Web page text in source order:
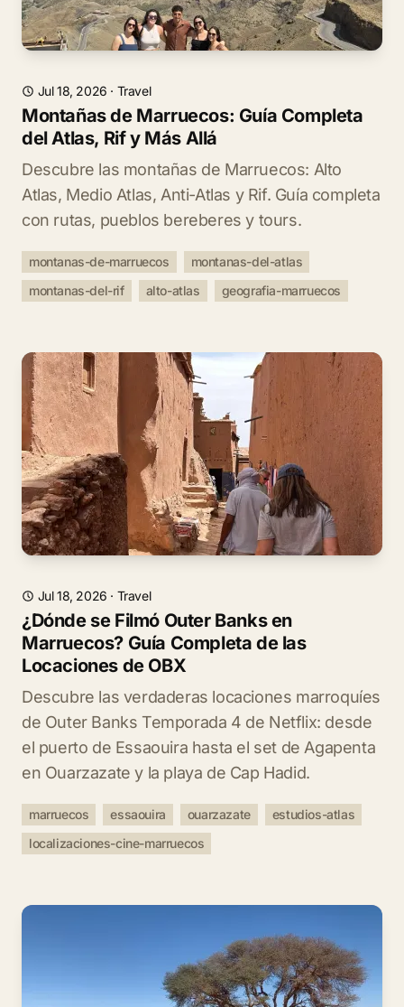
Jul 18, 2026 · Travel
Montañas de Marruecos: Guía Completa
del Atlas, Rif y Más Allá
Descubre las montañas de Marruecos: Alto
Atlas, Medio Atlas, Anti-Atlas y Rif. Guía completa
con rutas, pueblos bereberes y tours.
montanas-de-marruecos
montanas-del-atlas
montanas-del-rif
alto-atlas geografia-marruecos
Jul 18, 2026 · Travel
¿Dónde se Filmó Outer Banks en
Marruecos? Guía Completa de las
Locaciones de OBX
Descubre las verdaderas locaciones marroquíes
de Outer Banks Temporada 4 de Netflix: desde
el puerto de Essaouira hasta el set de Agapenta
en Ouarzazate y la playa de Cap Hadid.
marruecos essaouira ouarzazate
estudios-atlas
localizaciones-cine-marruecos